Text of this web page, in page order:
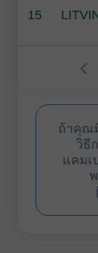
15
ถ้าคุณ
วิธี
แคมเ